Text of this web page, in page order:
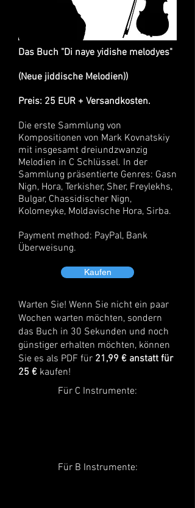
Das Buch "Di naye yidishe melodyes"
(Neue jiddische Melodien))
Preis: 25 EUR + Versandkosten.
Die erste Sammlung von
Kompositionen von Mark Kovnatskiy
mit insgesamt dreiundzwanzig
Melodien in C Schlüssel. In der
Sammlung präsentierte Genres: Gasn
Nign, Hora, Terkisher, Sher, Freylekhs,
Bulgar, Chassidischer Nign,
Kolomeyke, Moldavische Hora, Sirba.
Payment method: PayPal, Bank
Überweisung.
Kaufen
Warten Sie! Wenn Sie nicht ein paar
Wochen warten möchten, sondern
das Buch in 30 Sekunden und noch
günstiger erhalten möchten, können
Sie es als PDF für 21,99 € anstatt für
25 € kaufen!
Für C Instrumente:
Für B Instrumente: